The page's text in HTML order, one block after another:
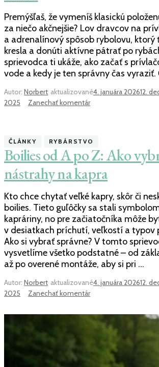
sprievodca
pre
moderného
rybára
Premýšľaš, že vymeníš klasickú
za niečo akčnejšie? Lov dravcov na
a adrenalínový spôsob rybolovu, ktorý
kresla a donúti aktívne pátrať po
sprievodca ti ukáže, ako začať s
vode a kedy je ten správny čas vyraziť.
Autor: Norbert aktualizované4. januára 202612.
2025
Zanechať komentárk
na
prívlač:
a
začať?
ČLÁNKY RYBÁRSTVO
Boilies od A po Z: Ako
nástrahy na kapra
Kto chce chytať veľké kapry, skôr či
boilies. Tieto guľôčky sa stali
kapráriny, no pre začiatočníka môže
v desiatkach príchutí, veľkostí a typov
Ako si vybrať správne? V tomto
vysvetlíme všetko podstatné – od
až po overené montáže, aby si pri …
Autor: Norbert aktualizované4. januára 202612.
2025
Zanechať komentárk
Boilies